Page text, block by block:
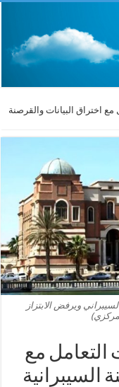
اختراق البيانات والقرصنة
ويرفض الابتزاز
مع
السيبرانية